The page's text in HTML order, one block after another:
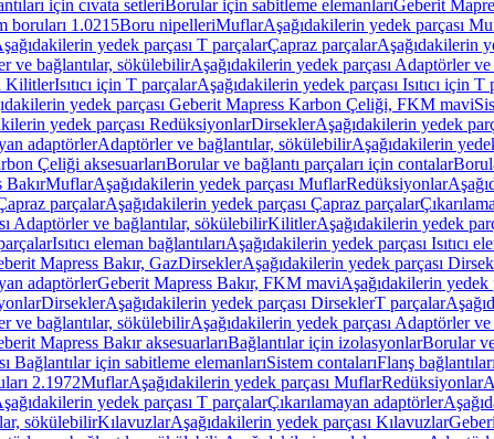
için cıvata setleriBorular için sabitleme elemanlarıGeberit
boruları 1.0215Boru nipelleriMuflarAşağıdakilerin yedek parçası
yedek parçası T parçalarÇapraz parçalarAşağıdakilerin
ve bağlantılar, sökülebilirAşağıdakilerin yedek parçası Adaptörler
KilitlerIsıtıcı için T parçalarAşağıdakilerin yedek parçası Isıtıcı için T
yedek parçası Geberit Mapress Karbon Çeliği, FKM mavi
yedek parçası RedüksiyonlarDirseklerAşağıdakilerin yedek
adaptörlerAdaptörler ve bağlantılar, sökülebilirAşağıdakilerin
Çeliği aksesuarlarıBorular ve bağlantı parçaları için contalar
BakırMuflarAşağıdakilerin yedek parçası MuflarRedüksiyonlar
parçalarAşağıdakilerin yedek parçası Çapraz parçalar
Adaptörler ve bağlantılar, sökülebilirKilitlerAşağıdakilerin yedek
Isıtıcı eleman bağlantılarıAşağıdakilerin yedek parçası Isıtıcı
Mapress Bakır, GazDirseklerAşağıdakilerin yedek parçası
adaptörlerGeberit Mapress Bakır, FKM maviAşağıdakilerin
DirseklerAşağıdakilerin yedek parçası DirseklerT parçalar
ve bağlantılar, sökülebilirAşağıdakilerin yedek parçası Adaptörler
Mapress Bakır aksesuarlarıBağlantılar için izolasyonlarBorular
Bağlantılar için sabitleme elemanlarıSistem contalarıFlanş
2.1972MuflarAşağıdakilerin yedek parçası MuflarRedüksiyonlar
yedek parçası T parçalarÇıkarılamayan adaptörler
sökülebilirKılavuzlarAşağıdakilerin yedek parçası Kılavuzlar